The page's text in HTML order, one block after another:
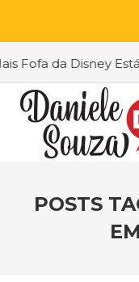
da Disney Está
POSTS